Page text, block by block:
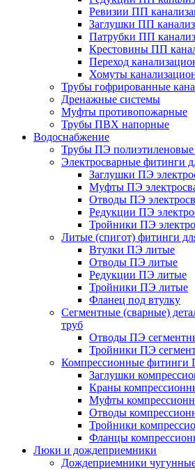
Ревизии ПП
Заглушки ПП
Патрубки ПП
Крестовины ПП
Переход
Хомуты
Трубы гофрированные
Дренажные системы
Муфты противопожарные
Трубы ПВХ напорные
Водоснабжение
Трубы ПЭ
Электросварные фитинги
Заглушки ПЭ
Муфты ПЭ
Отводы ПЭ
Редукции ПЭ
Тройники ПЭ
Литые (спигот) фитинги
Втулки ПЭ литые
Отводы ПЭ литые
Редукции ПЭ литые
Тройники ПЭ литые
Фланец под втулку
Сегментные (сварные)
труб
Отводы ПЭ
Тройники ПЭ
Компрессионные
Заглушки
Краны
Муфты
Отводы
Тройники
Фланцы
Люки и дождеприемники
Дождеприемники